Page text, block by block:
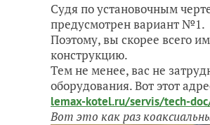
Судя по установочным
предусмотрен вариант №1.
Поэтому, вы скорее всего
конструкцию.
Тем не менее, вас не
оборудования. Вот этот
lemax-kotel.ru/servis/tech-
Вот это как раз